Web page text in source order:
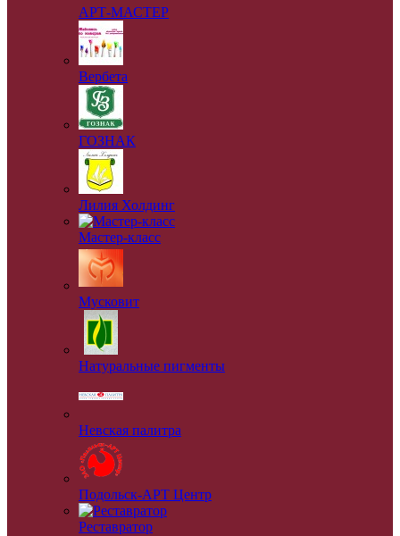
АРТ-МАСТЕР
Вербета
ГОЗНАК
Лилия Холдинг
Мастер-класс
Мусковит
Натуральные пигменты
Невская палитра
Подольск-АРТ Центр
Реставратор